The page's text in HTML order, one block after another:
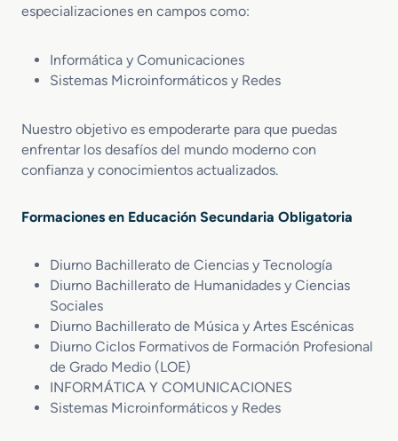
especializaciones en campos como:
Informática y Comunicaciones
Sistemas Microinformáticos y Redes
Nuestro objetivo es empoderarte para que puedas
enfrentar los desafíos del mundo moderno con
confianza y conocimientos actualizados.
Formaciones en Educación Secundaria Obligatoria
Diurno Bachillerato de Ciencias y Tecnología
Diurno Bachillerato de Humanidades y Ciencias
Sociales
Diurno Bachillerato de Música y Artes Escénicas
Diurno Ciclos Formativos de Formación Profesional
de Grado Medio (LOE)
INFORMÁTICA Y COMUNICACIONES
Sistemas Microinformáticos y Redes